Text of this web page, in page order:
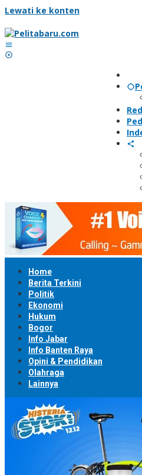
Lewati ke konten
Home
Berita Terkini
Politik
Ekonomi
Hukum
Bogor
Info Jabar
Info Banten Raya
Opini & Pendidikan
Olahraga
Lainnya